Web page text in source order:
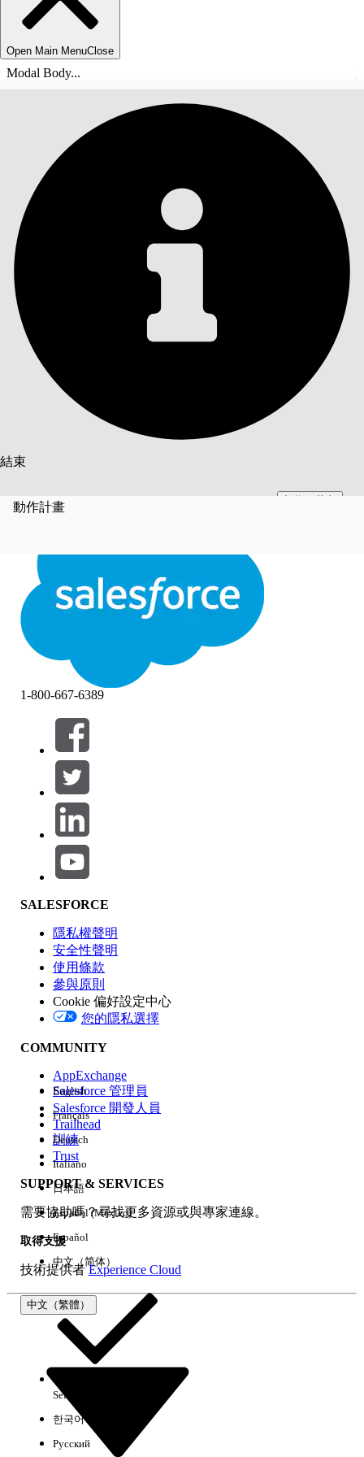
Open Main MenuClose
Modal Body...
結束
此文已使用 Salesforce 機器翻譯系統翻譯。更多詳細資料請參見
結束
動作計畫
目錄
篩選器 (0)
選取篩選
產品區域
功能影響
版本
經驗
1-800-667-6389
SALESFORCE
隱私權聲明
安全性聲明
使用條款
參與原則
Cookie 偏好設定中心
您的隱私選擇
COMMUNITY
AppExchange
Salesforce 管理員
Salesforce 開發人員
Trailhead
訓練
Trust
SUPPORT & SERVICES
需要協助嗎？尋找更多資源或與專家連線。
取得支援
技術提供者Experience Cloud
中文（繁體）
English
Français
Deutsch
Italiano
日本語
Español (México)
Español
中文（简体）
Select Org
한국어
Русский